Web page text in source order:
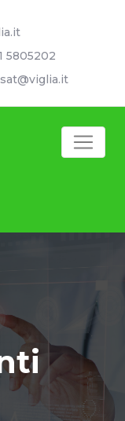
5805202
sat@viglia.it